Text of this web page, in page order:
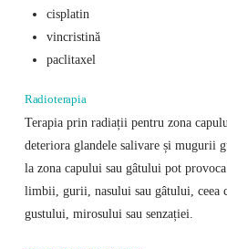
cisplatin
vincristină
paclitaxel
Radioterapia
Terapia prin radiații pentru zona
deteriora glandele salivare și mugurii
la zona capului sau gâtului pot
limbii, gurii, nasului sau gâtului, ceea
gustului, mirosului sau senzației.